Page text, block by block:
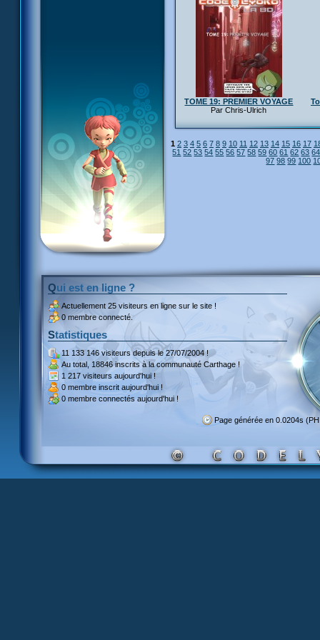
TOME 19: PREMIER VOYAGE
Par Chris-Ulrich
1 2 3 4 5 6 7 8 9 10 11 12 13 14 15 16 17
51 52 53 54 55 56 57 58 59 60 61 62 63 64
97 98 99 100
Qui est en ligne ?
Actuellement 25 visiteurs en ligne sur le site !
0 membre connecté.
Statistiques
11 133 146 visiteursdepuis le 27/07/2004 !
Au total, 18846 inscritsà la communauté Carthage !
1 217 visiteurs aujourd'hui !
0 membre inscrit aujourd'hui !
0 membre connectés aujourd'hui !
Page générée en 0.0204s